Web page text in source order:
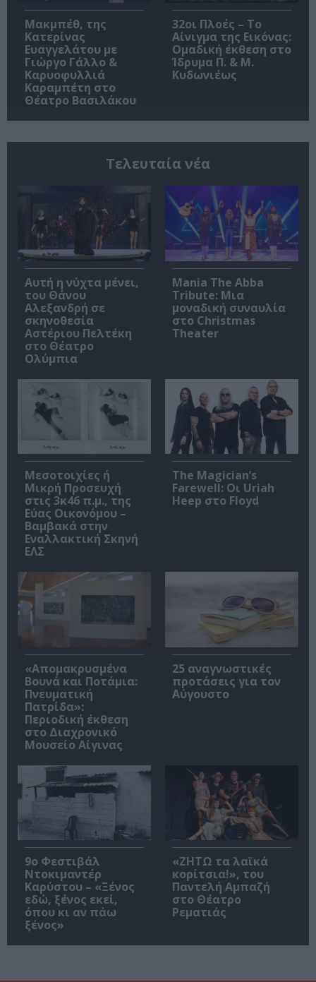
Μακμπέθ, της
Κατερίνας
Ευαγγελάτου με
Γιώργο Γάλλο &
Καρυοφυλλιά
Καραμπέτη στο
Θέατρο Βασιλάκου
32οι Πλοές – Το
Αίνιγμα της Εικόνας:
Ομαδική έκθεση στο
Ίδρυμα Π. & Μ.
Κυδωνιέως
Τελευταία νέα
Αυτή η νύχτα μένει,
του Θάνου
Αλεξανδρή σε
σκηνοθεσία
Αστέριου Πελτέκη
στο Θέατρο
Ολύμπια
Mania The Abba
Tribute: Μια
μοναδική συναυλία
στο Christmas
Theater
Μεσοτοιχίες ή
Μικρή Προσευχή
στις 3κ46 π.μ., της
Εύας Οικονόμου –
Βαμβακά στην
Εναλλακτική Σκηνή
ΕΛΣ
The Magician’s
Farewell: Οι Uriah
Heep στο Floyd
«Απομακρυσμένα
Βουνά και Ποτάμια:
Πνευματική
Πατρίδα»:
Περιοδική έκθεση
στο Διαχρονικό
Μουσείο Αίγινας
25 αναγνωστικές
προτάσεις για τον
Αύγουστο
9ο Φεστιβάλ
Ντοκιμαντέρ
Καρύστου – «Ξένος
εδώ, ξένος εκεί,
όπου κι αν πάω
ξένος»
«ΖΗΤΩ τα λαϊκά
κορίτσια!», του
Παντελή Αμπαζή
στο Θέατρο
Ρεματιάς